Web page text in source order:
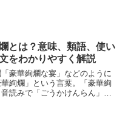
とは？意味、類語、使い
をわかりやすく解説
豪華絢爛な宴」などのように
絢爛」という言葉。「豪華絢
読みで「ごうかけんらん」と